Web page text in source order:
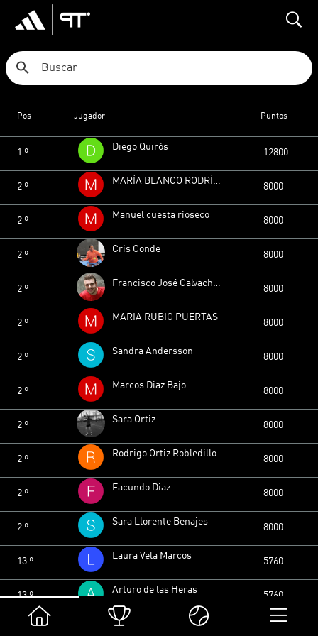
search
Ranking 1ª MIXTA
Pos Jugador Puntos
1 º
Diego Quirós
12800
2 º
MARÍA BLANCO RODRÍGUEZ
8000
2 º
Manuel cuesta rioseco
8000
2 º
Cris Conde
8000
2 º
Francisco José Calvache Segura
8000
2 º
MARIA RUBIO PUERTAS
8000
2 º
Sandra Andersson
8000
2 º
Marcos Diaz Bajo
8000
2 º
Sara Ortiz
8000
2 º
Rodrigo Ortiz Robledillo
8000
2 º
Facundo Diaz
8000
2 º
Sara Llorente Benajes
8000
13 º
Laura Vela Marcos
5760
13 º
Arturo de las Heras
5760